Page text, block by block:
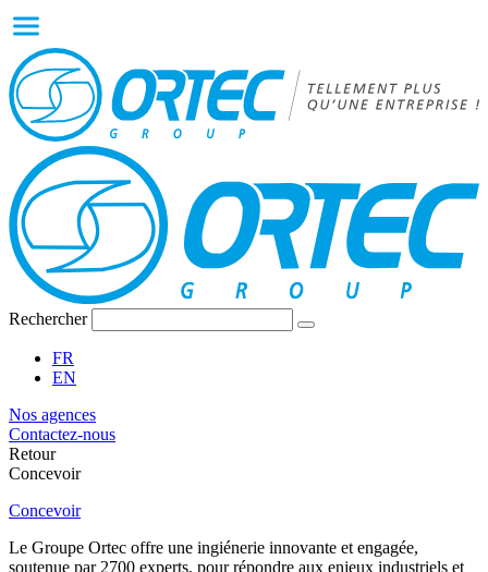
Rechercher
FR
EN
Nos agences
Contactez-nous
Retour
Concevoir
Concevoir
Le Groupe Ortec offre une ingiénerie innovante et engagée,
soutenue par 2700 experts, pour répondre aux enjeux industriels et